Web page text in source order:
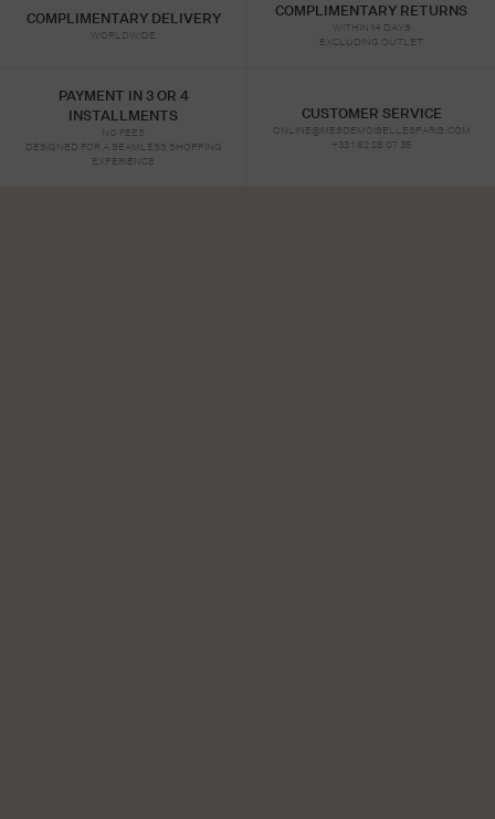
COMPLIMENTARY DELIVERY
WORLDWIDE
COMPLIMENTARY RETURNS
WITHIN 14 DAYS
EXCLUDING OUTLET
PAYMENT IN 3 OR 4
INSTALLMENTS
NO FEES
DESIGNED FOR A SEAMLESS SHOPPING
EXPERIENCE
CUSTOMER SERVICE
ONLINE@MESDEMOISELLESPARIS.COM
+33 1 82 28 07 35